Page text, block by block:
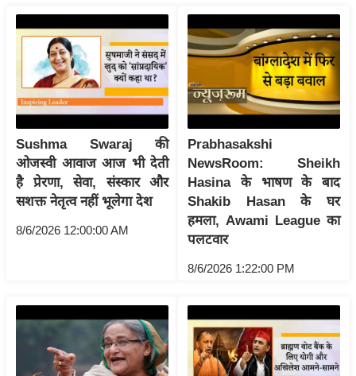
भु
मा
/
ध
र्म
स्थ
ल
त
रा
Sushma Swaraj की
ओजस्वी आवाज आज भी देती
है प्रेरणा, सेवा, संस्कार और
सशक्त नेतृत्व नहीं भूलेगा देश
8/6/2026 12:00:00 AM
Prabhasakshi
NewsRoom: Sheikh
Hasina के भाषण के बाद
Shakib Hasan के घर
हमला, Awami League का
पलटवार
8/6/2026 1:22:00 PM